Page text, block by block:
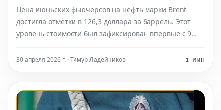
Цена июньских фьючерсов на нефть марки Brent
достигла отметки в 126,3 доллара за баррель. Этот
уровень стоимости был зафиксирован впервые с 9
котировки Brent продемонстрировали значительный
30 апреля 2026 г. · Тимур Ладейников 1 МИН